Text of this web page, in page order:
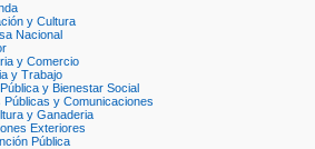
y Cultura
Nacional
y Comercio
y Trabajo
y Bienestar Social
y Comunicaciones
y Ganaderia
Exteriores
Pública